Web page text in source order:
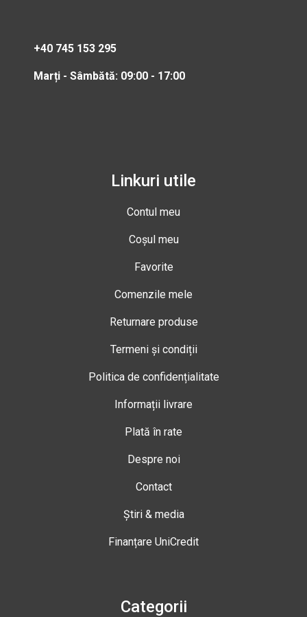
+40 745 153 295
Marți - Sâmbătă: 09:00 - 17:00
Linkuri utile
Contul meu
Coșul meu
Favorite
Comenzile mele
Returnare produse
Termeni și condiții
Politica de confidențialitate
Informații livrare
Plată în rate
Despre noi
Contact
Știri & media
Finanțare UniCredit
Categorii